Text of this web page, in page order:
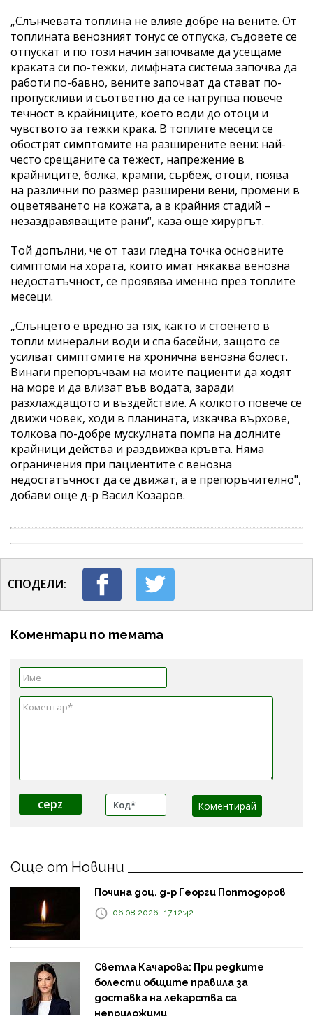
„Слънчевата топлина не влияе добре на вените. От
топлината венозният тонус се отпуска, съдовете се
отпускат и по този начин започваме да усещаме
краката си по-тежки, лимфната система започва да
работи по-бавно, вените започват да стават по-
пропускливи и съответно да се натрупва повече
течност в крайниците, което води до отоци и
чувството за тежки крака. В топлите месеци се
обострят симптомите на разширените вени: най-
често срещаните са тежест, напрежение в
крайниците, болка, крампи, сърбеж, отоци, поява
на различни по размер разширени вени, промени в
оцветяването на кожата, а в крайния стадий –
незаздравяващите рани“, каза още хирургът.
Той допълни, че от тази гледна точка основните
симптоми на хората, които имат някаква венозна
недостатъчност, се проявява именно през топлите
месеци.
„Слънцето е вредно за тях, както и стоенето в
топли минерални води и спа басейни, защото се
усилват симптомите на хронична венозна болест.
Винаги препоръчвам на моите пациенти да ходят
на море и да влизат във водата, заради
разхлаждащото и въздействие. А колкото повече се
движи човек, ходи в планината, изкачва върхове,
толкова по-добре мускулната помпа на долните
крайници действа и раздвижва кръвта. Няма
ограничения при пациентите с венозна
недостатъчност да се движат, а е препоръчително",
добави още д-р Васил Козаров.
СПОДЕЛИ:
Коментари по темата
cepz
Още от Новини
Почина доц. д-р Георги Поптодоров
06.08.2026 | 17:12:42
Светла Качарова: При редките
болести общите правила за
доставка на лекарства са
неприложими